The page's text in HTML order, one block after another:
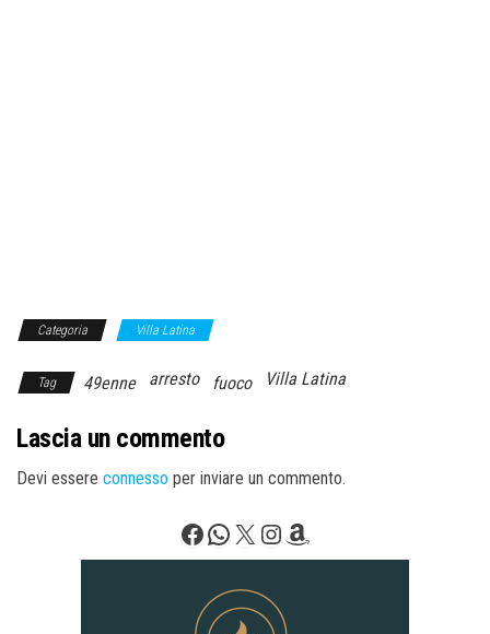
Categoria Villa Latina
Tag 49enne arresto fuoco Villa Latina
Lascia un commento
Devi essere connesso per inviare un commento.
Facebook
WhatsApp
X Instagram
Amazon